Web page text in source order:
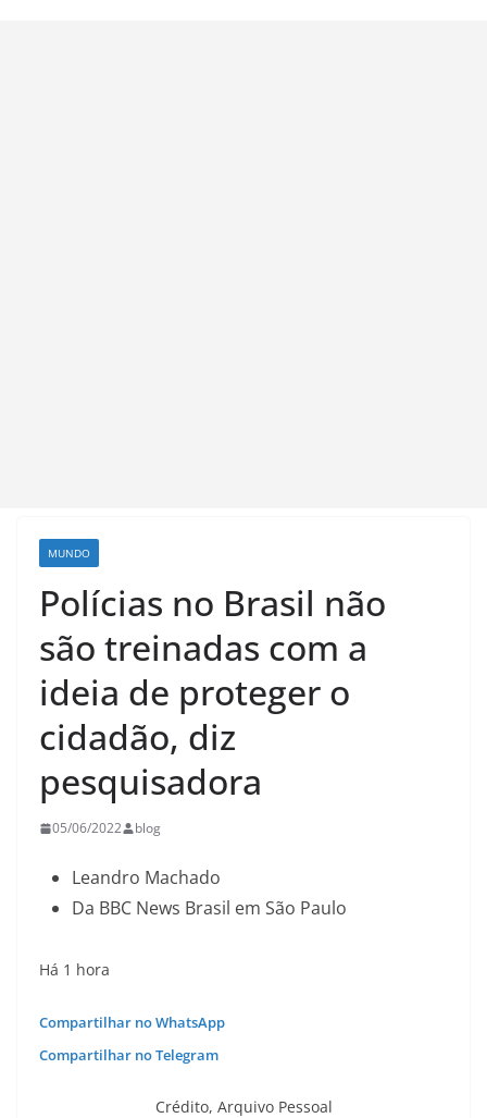
MUNDO
Polícias no Brasil não
são treinadas com a
ideia de proteger o
cidadão, diz
pesquisadora
05/06/2022 blog
Leandro Machado
Da BBC News Brasil em São Paulo
Há 1 hora
Compartilhar no WhatsApp
Compartilhar no Telegram
Crédito, Arquivo Pessoal